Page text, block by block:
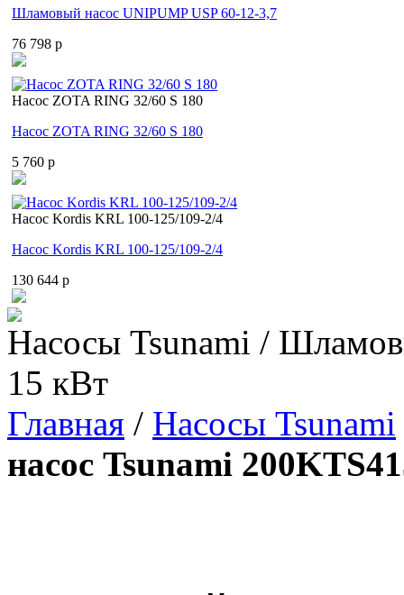
Шламовый насос UNIPUMP USP 60-12-3,7
76 798 p
Насос ZOTA RING 32/60 S 180
Насос ZOTA RING 32/60 S 180
5 760 p
Насос Kordis KRL 100-125/109-2/4
Насос Kordis KRL 100-125/109-2/4
130 644 p
Насосы Tsunami /
15 кВт
Главная / Насосы Tsunami
насос Tsunami